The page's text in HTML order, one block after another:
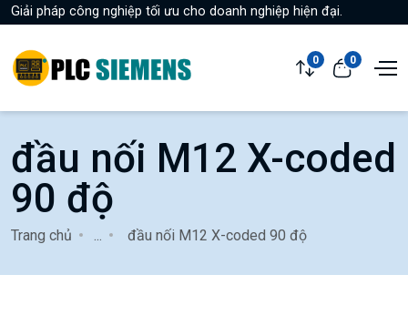
Giải pháp công nghiệp tối ưu cho doanh nghiệp hiện đại.
0 0
đầu nối M12 X-coded
90 độ
Trang chủ đầu nối M12 X-coded 90 độ